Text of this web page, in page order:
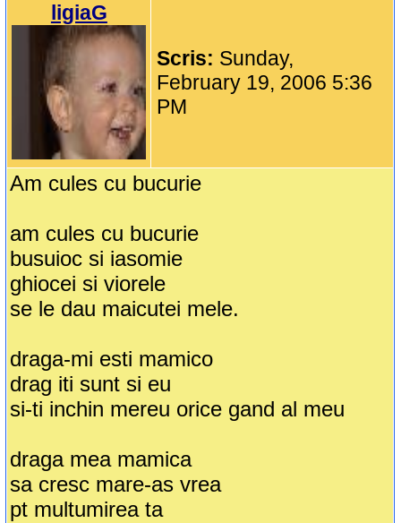
ligiaG
Scris: Sunday,
February 19, 2006 5:36
PM
Am cules cu bucurie
am cules cu bucurie
busuioc si iasomie
ghiocei si viorele
se le dau maicutei mele.
draga-mi esti mamico
drag iti sunt si eu
si-ti inchin mereu orice gand al meu
draga mea mamica
sa cresc mare-as vrea
pt multumirea ta